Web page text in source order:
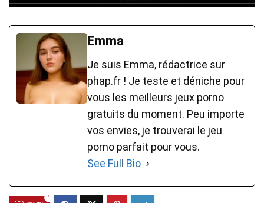
Emma
Je suis Emma, rédactrice sur
phap.fr ! Je teste et déniche pour
vous les meilleurs jeux porno
gratuits du moment. Peu importe
vos envies, je trouverai le jeu
porno parfait pour vous.
See Full Bio
1